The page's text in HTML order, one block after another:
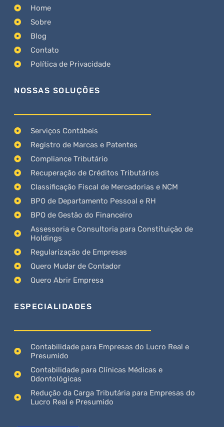
Home
Sobre
Blog
Contato
Política de Privacidade
NOSSAS SOLUÇÕES
Serviços Contábeis
Registro de Marcas e Patentes
Compliance Tributário
Recuperação de Créditos Tributários
Classificação Fiscal de Mercadorias e NCM
BPO de Departamento Pessoal e RH
BPO de Gestão do Financeiro
Assessoria e Consultoria para Constituição de
Holdings
Regularização de Empresas
Quero Mudar de Contador
Quero Abrir Empresa
ESPECIALIDADES
Contabilidade para Empresas do Lucro Real e
Presumido
Contabilidade para Clínicas Médicas e
Odontológicas
Redução da Carga Tributária para Empresas do
Lucro Real e Presumido